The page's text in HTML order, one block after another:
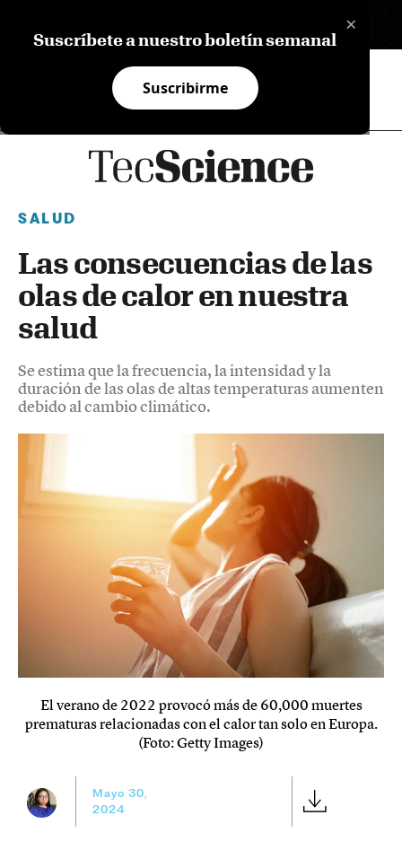
×
Suscríbete a nuestro boletín semanal
Suscribirme
SALUD
Las consecuencias de las
olas de calor en nuestra
salud
Se estima que la frecuencia, la intensidad y la
duración de las olas de altas temperaturas aumenten
debido al cambio climático.
El verano de 2022 provocó más de 60,000 muertes
prematuras relacionadas con el calor tan solo en Europa.
(Foto: Getty Images)
Mayo 30,
2024